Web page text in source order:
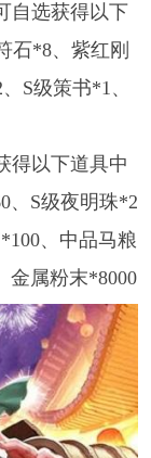
自选获得以下
石*8、紫红刚
S级策书*1、
得以下道具中
、S级夜明珠*2
、中品马粮
金属粉末*8000